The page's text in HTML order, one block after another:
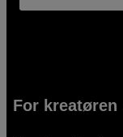
For kreatøren